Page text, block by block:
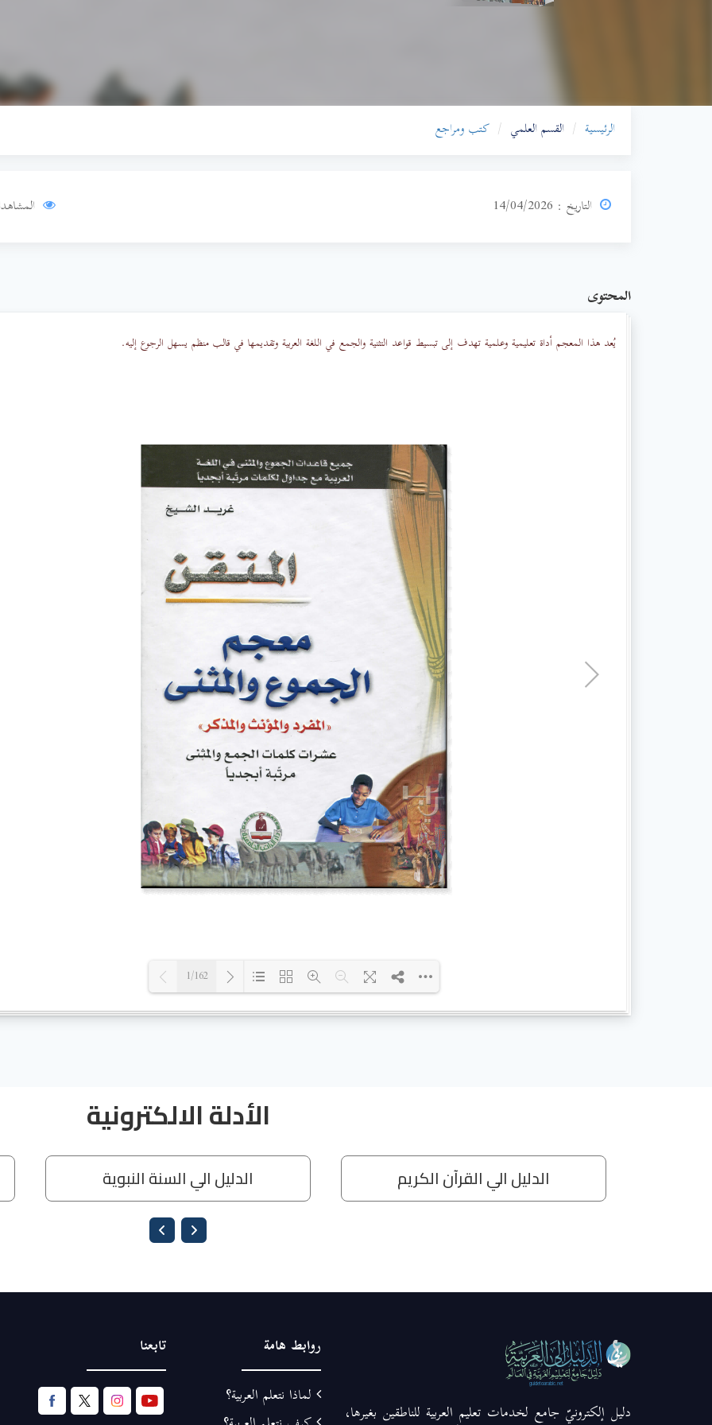
الرئيسية القسم العلمي كتب ومراجع
التاريخ : 14/04/2026
المحتوى
يُعد هذا المعجم أداة تعليمية وعلمية تهدف إلى تبسيط قواعد التثنية والجمع في اللغة العربية وتقديمها في قالب منظم يسهل الرجوع إليه.
1/162
دليل إلكترونيّ جامع لخدمات تعليم العربية للناطقين بغيرها،
روابط هامة
لماذا نتعلم العربية؟
تابعنا